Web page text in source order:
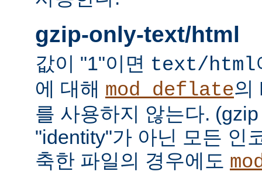
gzip-only-text/html
값이 "1"이면 text/html
에 대해 mod_deflate의
를 사용하지 않는다.
"identity"가 아닌 모든 인
축한 파일의 경우에도